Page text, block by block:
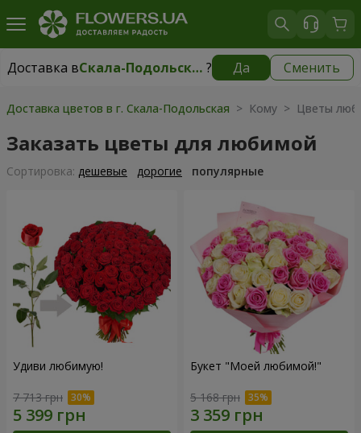
Доставка в Скала-Подольская ? Да Сменить
Доставка вСкала-Подольская |700 грн
Доставка цветов в г. Скала-Подольская > Кому > Цветы
Заказать цветы для любимой
Cортировка: дешевые дорогие популярные
Удиви любимую!
7 713 грн
Букет "Моей любимой!"
5 168 грн